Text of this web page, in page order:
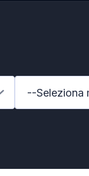
--Seleziona